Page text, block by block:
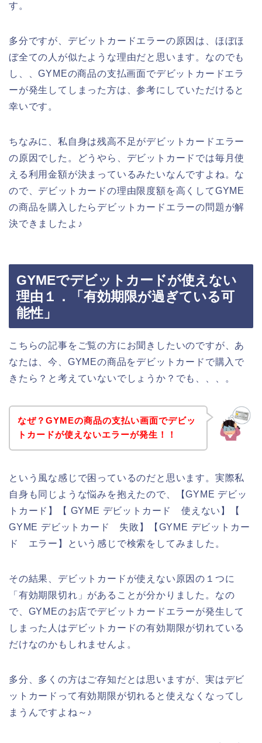
す。
多分ですが、デビットカードエラーの原因は、ほぼほ
ぼ全ての人が似たような理由だと思います。なのでも
し、、GYMEの商品の支払画面でデビットカードエラ
ーが発生してしまった方は、参考にしていただけると
幸いです。
ちなみに、私自身は残高不足がデビットカードエラー
の原因でした。どうやら、デビットカードでは毎月使
える利用金額が決まっているみたいなんですよね。な
ので、デビットカードの理由限度額を高くしてGYME
の商品を購入したらデビットカードエラーの問題が解
決できましたよ♪
GYMEでデビットカードが使えない
理由１．「有効期限が過ぎている可
能性」
こちらの記事をご覧の方にお聞きしたいのですが、あ
なたは、今、GYMEの商品をデビットカードで購入で
きたら？と考えていないでしょうか？でも、、、。
なぜ？GYMEの商品の支払い画面でデビッ
トカードが使えないエラーが発生！！
という風な感じで困っているのだと思います。実際私
自身も同じような悩みを抱えたので、【GYME デビッ
トカード】【 GYME デビットカード 使えない】【
GYME デビットカード 失敗】【GYME デビットカー
ド エラー】という感じで検索をしてみました。
その結果、デビットカードが使えない原因の１つに
「有効期限切れ」があることが分かりました。なの
で、GYMEのお店でデビットカードエラーが発生して
しまった人はデビットカードの有効期限が切れている
だけなのかもしれませんよ。
多分、多くの方はご存知だとは思いますが、実はデビ
ットカードって有効期限が切れると使えなくなってし
まうんですよね～♪